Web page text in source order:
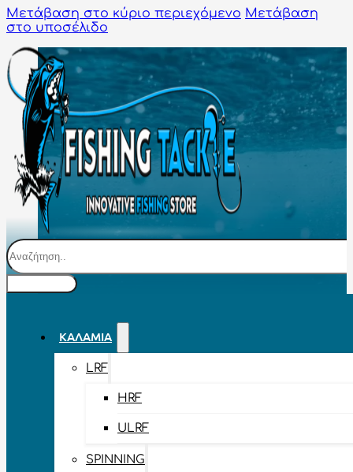
Μετάβαση στο κύριο περιεχόμενο Μετάβαση
στο υποσέλιδο
Αναζήτηση
ΚΑΛΆΜΙΑ
LRF
HRF
ULRF
SPINNING